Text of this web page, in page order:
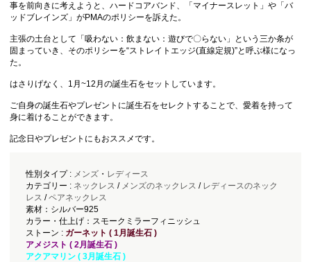
事を前向きに考えようと、ハードコアバンド、「マイナースレット」や「バ
ッドブレインズ」がPMAのポリシーを訴えた。
主張の土台として「吸わない：飲まない：遊びで〇らない」という三か条が
固まっていき、そのポリシーを“ストレイトエッジ(直線定規)”と呼ぶ様になっ
た。
はさりげなく、1月~12月の誕生石をセットしています。
ご自身の誕生石やプレゼントに誕生石をセレクトすることで、愛着を持って
身に着けることができます。
記念日やプレゼントにもおススメです。
性別タイプ : メンズ・ レディース
カテゴリー : ネックレス / メンズのネックレス / レディースのネック
レス /ペアネックレス
素材：シルバー925
カラー・仕上げ：スモークミラーフィニッシュ
ストーン : ガーネット ( 1月誕生石 )
アメジスト ( 2月誕生石 )
アクアマリン ( 3月誕生石 )